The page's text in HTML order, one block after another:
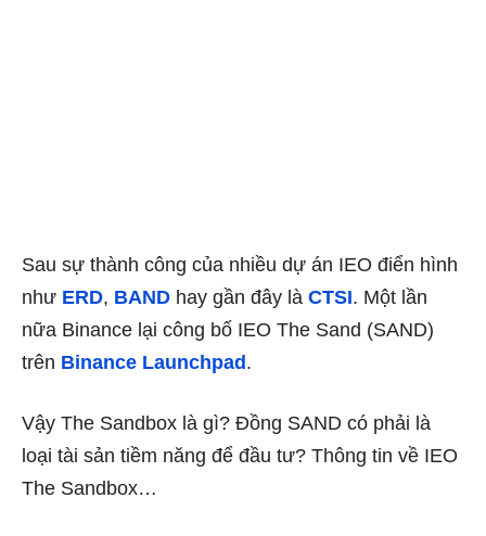
Sau sự thành công của nhiều dự án IEO điển hình
như ERD, BAND hay gần đây là CTSI. Một lần
nữa Binance lại công bố IEO The Sand (SAND)
trên Binance Launchpad.
Vậy The Sandbox là gì? Đồng SAND có phải là
loại tài sản tiềm năng để đầu tư? Thông tin về IEO
The Sandbox…